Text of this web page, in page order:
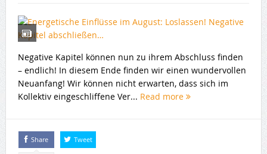
Negative Kapitel können nun zu ihrem Abschluss finden
– endlich! In diesem Ende finden wir einen wundervollen
Neuanfang! Wir können nicht erwarten, dass sich im
Kollektiv eingeschliffene Ver... Read more
Share Tweet